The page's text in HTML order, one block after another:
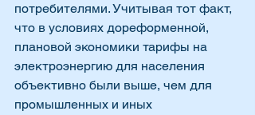
потребителями. Учитывая тот факт,
что в условиях дореформенной,
плановой экономики тарифы на
электроэнергию для населения
объективно были выше, чем для
промышленных и иных